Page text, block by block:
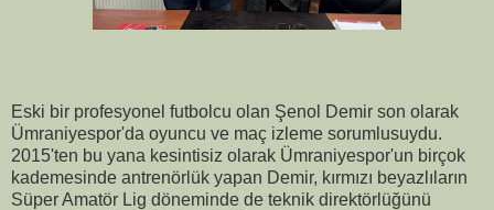
Eski bir profesyonel futbolcu olan Şenol Demir son olarak
Ümraniyespor'da oyuncu ve maç izleme sorumlusuydu.
2015'ten bu yana kesintisiz olarak Ümraniyespor'un birçok
kademesinde antrenörlük yapan Demir, kırmızı beyazlıların
Süper Amatör Lig döneminde de teknik direktörlüğünü